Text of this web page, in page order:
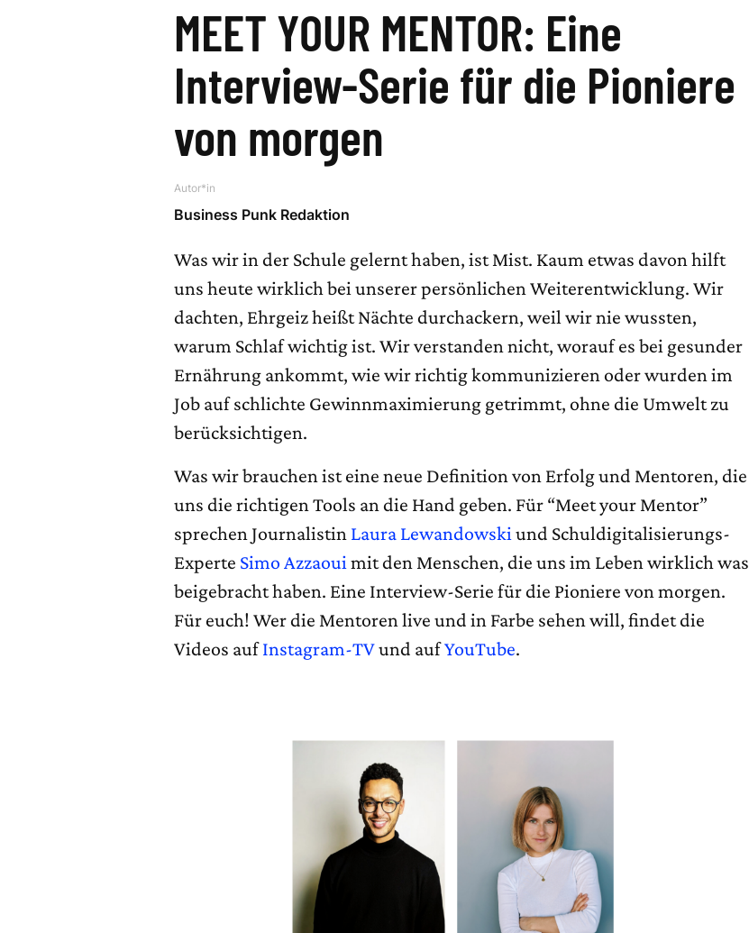
MEET YOUR MENTOR: Eine
Interview-Serie für die Pioniere
von morgen
Autor*in
Business Punk Redaktion
Was wir in der Schule gelernt haben, ist Mist. Kaum etwas davon hilft
uns heute wirklich bei unserer persönlichen Weiterentwicklung. Wir
dachten, Ehrgeiz heißt Nächte durchackern, weil wir nie wussten,
warum Schlaf wichtig ist. Wir verstanden nicht, worauf es bei gesunder
Ernährung ankommt, wie wir richtig kommunizieren oder wurden im
Job auf schlichte Gewinnmaximierung getrimmt, ohne die Umwelt zu
berücksichtigen.
Was wir brauchen ist eine neue Definition von Erfolg und Mentoren, die
uns die richtigen Tools an die Hand geben. Für “Meet your Mentor”
sprechen Journalistin Laura Lewandowskiund Schuldigitalisierungs-
Experte Simo Azzaouimit den Menschen, die uns im Leben wirklich was
beigebracht haben. Eine Interview-Serie für die Pioniere von morgen.
Für euch! Wer die Mentoren live und in Farbe sehen will, findet die
Videos aufInstagram-TVund aufYouTube.